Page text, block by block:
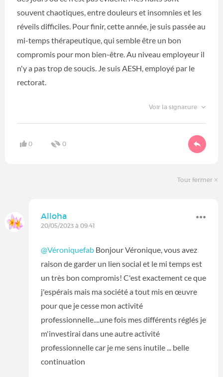
souvent chaotiques, entre douleurs et insomnies et les
réveils difficiles. Pour finir, cette année, je suis passée au
mi-temps thérapeutique, qui semble être un bon
compromis pour mon bien-être. Au niveau employeur il
n'y a pas trop de soucis. Je suis AESH, employé par le
rectorat.
Voir la signature
0 0
Tout fermer
Alloha
20/05/2023 à 09:41
@Véroniquefab Bonjour Véronique, vous avez
raison de garder un lien social et le mi temps est
un très bon compromis! C'est exactement ce que
j'espérais mais ma société a tout mis en œuvre
pour que je cesse mon activité
professionnelle....une fois mes différents réglés je
m'investirai dans une autre activité
professionnelle car je me sens inutile ... belle
continuation